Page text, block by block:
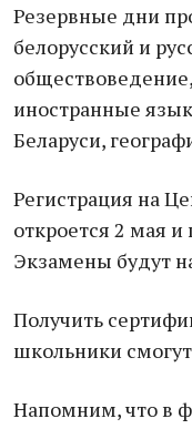
Резервные дни
белорусский и
иностранные
Беларуси,
Регистрация на
откроется 2 мая
Экзамены будут
Получить
школьники
Напомним, что в